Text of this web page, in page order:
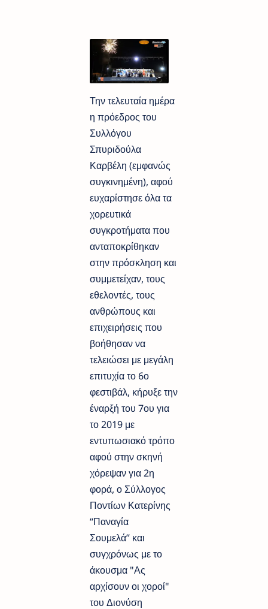
Την τελευταία ημέρα
η πρόεδρος του
Συλλόγου
Σπυριδούλα
Καρβέλη (εμφανώς
συγκινημένη), αφού
ευχαρίστησε όλα τα
χορευτικά
συγκροτήματα που
ανταποκρίθηκαν
στην πρόσκληση και
συμμετείχαν, τους
εθελοντές, τους
ανθρώπους και
επιχειρήσεις που
βοήθησαν να
τελειώσει με μεγάλη
επιτυχία το 6ο
φεστιβάλ, κήρυξε την
έναρξή του 7ου για
το 2019 με
εντυπωσιακό τρόπο
αφού στην σκηνή
χόρεψαν για 2η
φορά, οΣύλλογος
Ποντίων Κατερίνης
“Παναγία
Σουμελά” και
συγχρόνως με το
άκουσμα "Ας
αρχίσουν οι χοροί"
του Διονύση